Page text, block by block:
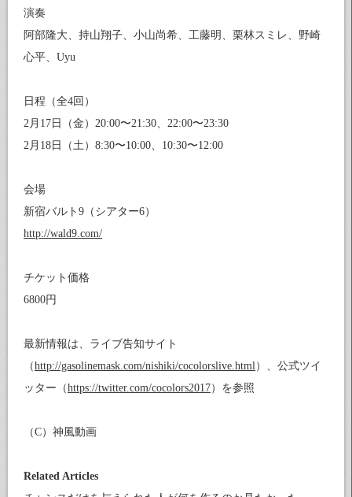
演奏
阿部隆大、持山翔子、小山尚希、工藤明、栗林スミレ、野崎
心平、Uyu
日程（全4回）
2月17日（金）20:00〜21:30、22:00〜23:30
2月18日（土）8:30〜10:00、10:30〜12:00
会場
新宿バルト9（シアター6）
http://wald9.com/
チケット価格
6800円
最新情報は、ライブ告知サイト
（http://gasolinemask.com/nishiki/cocolorslive.html）、公式ツイ
ッター（https://twitter.com/cocolors2017）を参照
（C）神風動画
Related Articles